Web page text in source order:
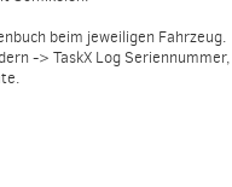
beim jeweiligen Fahrzeug.
-> TaskX Log Seriennummer,